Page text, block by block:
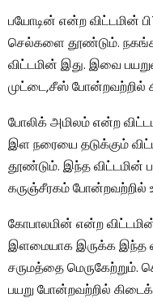
பயோடின் என்ற விட்டமின்
செல்களை தூண்டும்.
விட்டமின் இது. இவை
முட்டை,சீஸ் போன்றவற்றில்
போலிக் அமிலம் என்ற
இள நரையை தடுக்கும்
தூண்டும். இந்த
கருஞ்சீரகம் போன்றவற்றில்
கோபாலமின் என்ற விட்டமின்
இளமையாக இருக்க இந்த
சருமத்தை மெருகேற்றும்.
பயறு போன்றவற்றில்